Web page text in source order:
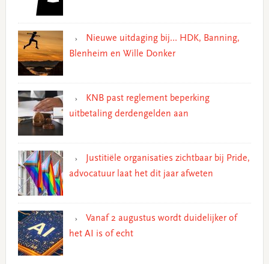
Nieuwe uitdaging bij… HDK, Banning,
Blenheim en Wille Donker
KNB past reglement beperking
uitbetaling derdengelden aan
Justitiële organisaties zichtbaar bij Pride,
advocatuur laat het dit jaar afweten
Vanaf 2 augustus wordt duidelijker of
het AI is of echt